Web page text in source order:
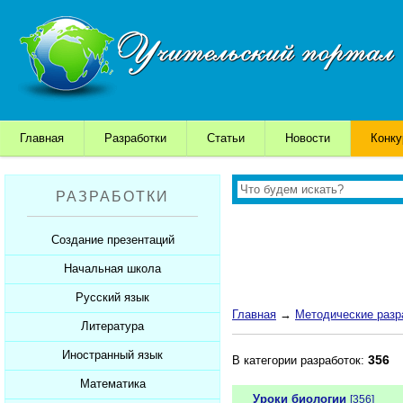
Главная Разработки Статьи Новости
РАЗРАБОТКИ
Создание презентаций
Шаблоны для презентаций
Советы начинающим
Советы дедушки
К презентации...
Начальная школа
Уроки
Презентации
Мультимедийные тесты
Печатные тесты
Русский язык
Уроки
Презентации
Мультимедийные тесты
Литература
Уроки
Презентации
Иностранный язык
Уроки
Математика
Главная → Методические
В категории разработок: 356
Уроки биологии [356]